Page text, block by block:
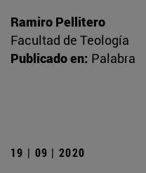
Ramiro Pellitero
Facultad de Teología
Publicado en: Palabra
19 | 09 | 2020